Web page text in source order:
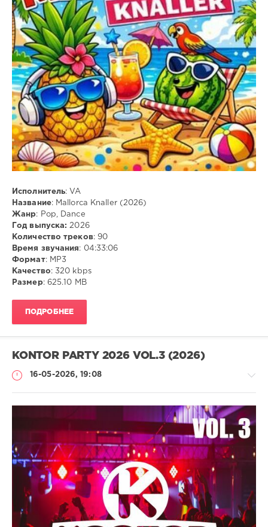
Pop,
Dance,
MP3
Исполнитель: VA
Название: Mallorca Knaller (2026)
Жанр: Pop, Dance
Год выпуска: 2026
Количество треков: 90
Время звучания: 04:33:06
Формат: MP3
Качество: 320 kbps
Размер: 625.10 MB
ПОДРОБНЕЕ
KONTOR PARTY 2026 VOL.3 (2026)
16-05-2026, 19:08
ivashka
57
Pop,